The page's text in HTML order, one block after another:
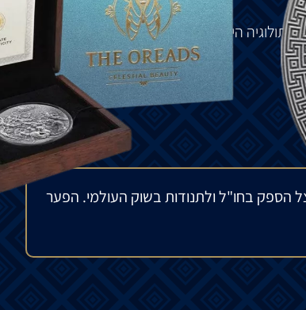
היוונית,המגלמיםאתמהות השלווה
הספק בחו"ל ולתנודות בשוק העולמי. הפער